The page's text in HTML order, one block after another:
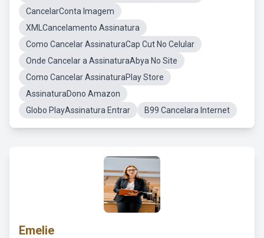
CancelarConta Imagem
XMLCancelamento Assinatura
Como Cancelar AssinaturaCap Cut No Celular
Onde Cancelar a AssinaturaAbya No Site
Como Cancelar AssinaturaPlay Store
AssinaturaDono Amazon
Globo PlayAssinatura Entrar
B99 Cancelara Internet
Emelie